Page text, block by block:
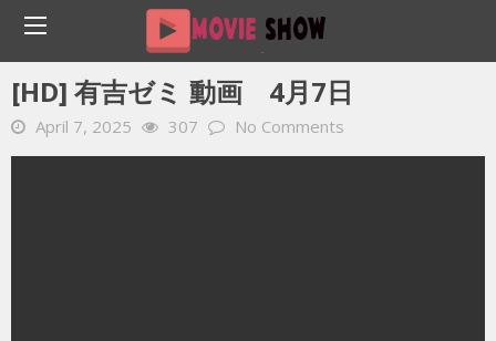
Home YOUTUBE 動画 毎日 [HD] 有吉ゼミ 動画 4月7日
[HD] 有吉ゼミ 動画 4月7日
April 7, 2025 307 No Comments